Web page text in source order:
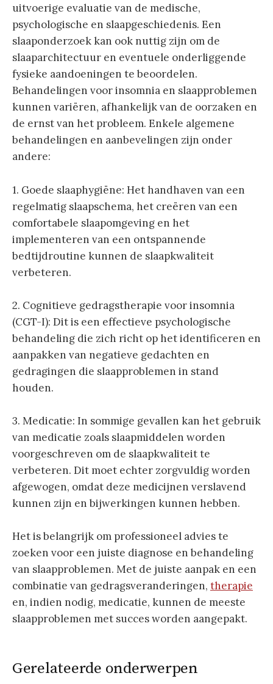
uitvoerige evaluatie van de medische,
psychologische en slaapgeschiedenis. Een
slaaponderzoek kan ook nuttig zijn om de
slaaparchitectuur en eventuele onderliggende
fysieke aandoeningen te beoordelen.
Behandelingen voor insomnia en slaapproblemen
kunnen variëren, afhankelijk van de oorzaken en
de ernst van het probleem. Enkele algemene
behandelingen en aanbevelingen zijn onder
andere:
1. Goede slaaphygiëne: Het handhaven van een
regelmatig slaapschema, het creëren van een
comfortabele slaapomgeving en het
implementeren van een ontspannende
bedtijdroutine kunnen de slaapkwaliteit
verbeteren.
2. Cognitieve gedragstherapie voor insomnia
(CGT-I): Dit is een effectieve psychologische
behandeling die zich richt op het identificeren en
aanpakken van negatieve gedachten en
gedragingen die slaapproblemen in stand
houden.
3. Medicatie: In sommige gevallen kan het gebruik
van medicatie zoals slaapmiddelen worden
voorgeschreven om de slaapkwaliteit te
verbeteren. Dit moet echter zorgvuldig worden
afgewogen, omdat deze medicijnen verslavend
kunnen zijn en bijwerkingen kunnen hebben.
Het is belangrijk om professioneel advies te
zoeken voor een juiste diagnose en behandeling
van slaapproblemen. Met de juiste aanpak en een
combinatie van gedragsveranderingen, therapie
en, indien nodig, medicatie, kunnen de meeste
slaapproblemen met succes worden aangepakt.
Gerelateerde onderwerpen